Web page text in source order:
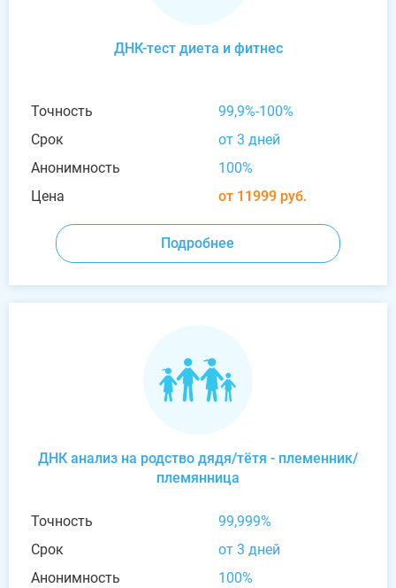
ДНК-тест диета и фитнес
Точность
99,9%-100%
Срок
от 3 дней
Анонимность
100%
Цена
от 11999 руб.
Подробнее
ДНК анализ на родство дядя/тётя - племенник/
племянница
Точность
99,999%
Срок
от 3 дней
Анонимность
100%